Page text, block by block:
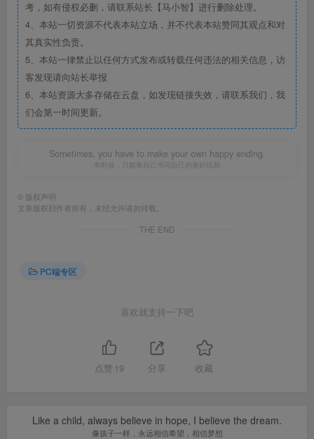
考，如有侵权必删，请联系站长【马小智】进行删除处理。
4、本站一切资源不代表本站立场，并不代表本站赞同其观点和对
其真实性负责。
5、本站一律禁止以任何方式发布或转载任何违法的相关信息，访
客发现请向站长举报
6、本站资源大多存储在云盘，如发现链接失效，请联系我们，我
们会第一时间更新。
Sometimes, you have to make your own happy ending.
有时候，只能靠自己书写自己的美好结局
© 版权声明
文章版权归作者所有，未经允许请勿转载。
THE END
PC端专区
喜欢就支持一下吧
点赞 19 分享 收藏
Like a child, always believe in hope, I believe the dream.
像孩子一样，永远相信希望，相信梦想